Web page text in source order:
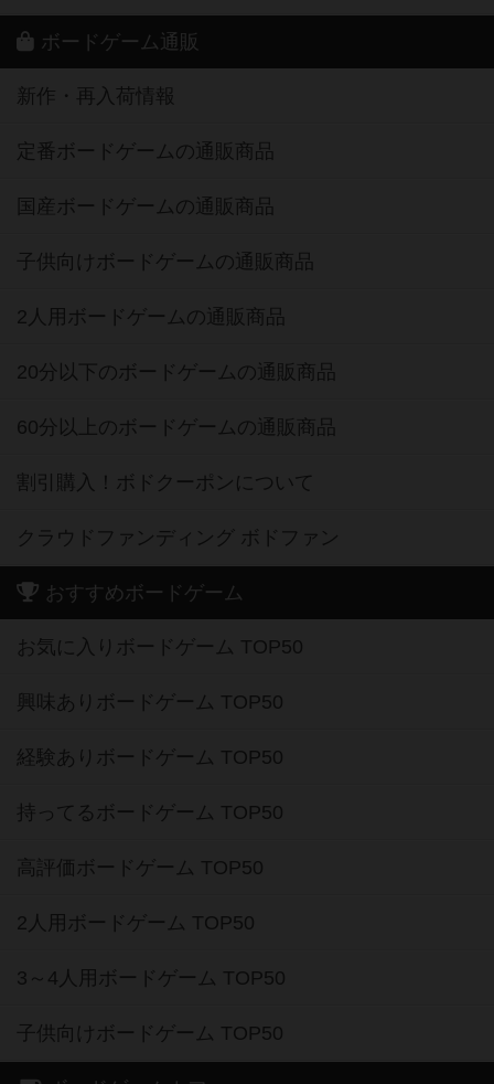
ボードゲーム通販
新作・再入荷情報
定番ボードゲームの通販商品
国産ボードゲームの通販商品
子供向けボードゲームの通販商品
2人用ボードゲームの通販商品
20分以下のボードゲームの通販商品
60分以上のボードゲームの通販商品
割引購入！ボドクーポンについて
クラウドファンディング ボドファン
おすすめボードゲーム
お気に入りボードゲーム TOP50
興味ありボードゲーム TOP50
経験ありボードゲーム TOP50
持ってるボードゲーム TOP50
高評価ボードゲーム TOP50
2人用ボードゲーム TOP50
3～4人用ボードゲーム TOP50
子供向けボードゲーム TOP50